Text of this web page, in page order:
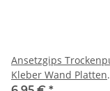
Ansetzgips
Kleber Wand Platten